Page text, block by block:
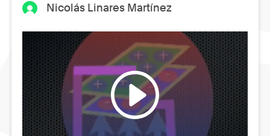
Nicolás Linares Martínez